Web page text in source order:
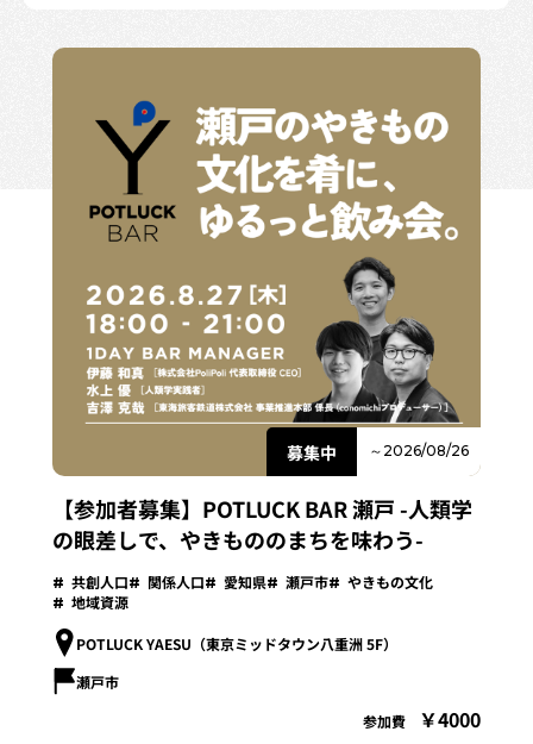
募集中 ～2026/08/26
【参加者募集】POTLUCK BAR 瀬戸 -人類学
の眼差しで、やきもののまちを味わう-
共創人口 関係人口 愛知県 瀬戸市
やきもの文化
地域資源
POTLUCK YAESU（東京ミッドタウン八重洲 5F）
瀬戸市
参加費
4000